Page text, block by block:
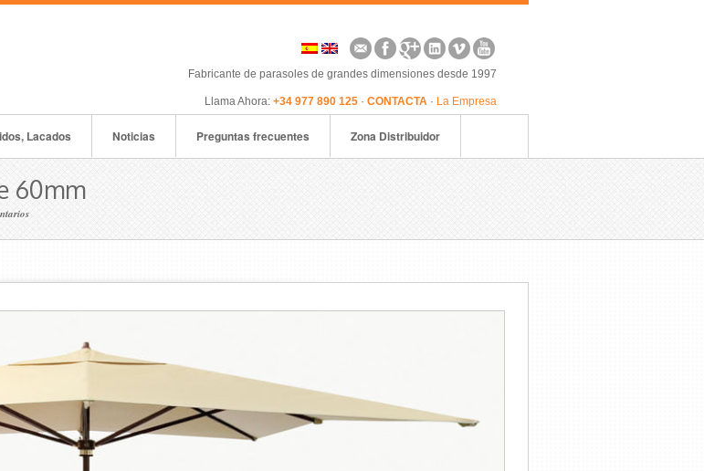
Fabricante de parasoles de grandes dimensiones desde 1997
Llama Ahora: +34 977 890 125 · CONTACTA · La Empresa
Lacados Noticias Preguntas frecuentes Zona Distribuidor
60mm